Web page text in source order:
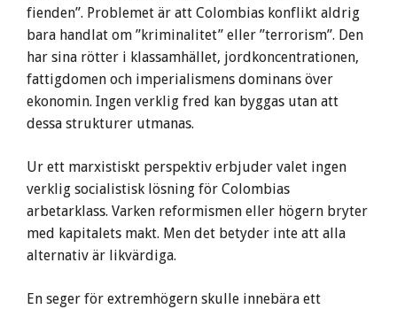
fienden”. Problemet är att Colombias konflikt aldrig
bara handlat om ”kriminalitet” eller ”terrorism”. Den
har sina rötter i klassamhället, jordkoncentrationen,
fattigdomen och imperialismens dominans över
ekonomin. Ingen verklig fred kan byggas utan att
dessa strukturer utmanas.
Ur ett marxistiskt perspektiv erbjuder valet ingen
verklig socialistisk lösning för Colombias
arbetarklass. Varken reformismen eller högern bryter
med kapitalets makt. Men det betyder inte att alla
alternativ är likvärdiga.
En seger för extremhögern skulle innebära ett